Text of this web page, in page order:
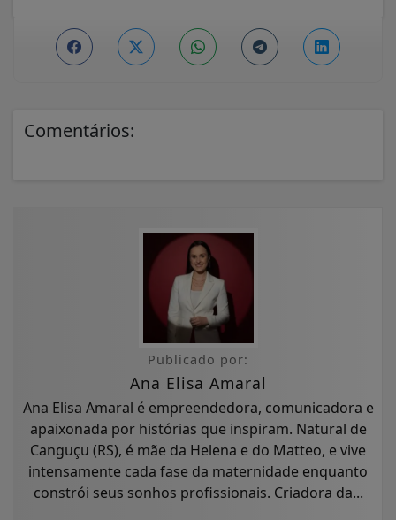
Comentários:
Publicado por:
Ana Elisa Amaral
Ana Elisa Amaral é empreendedora, comunicadora e
apaixonada por histórias que inspiram. Natural de
Canguçu (RS), é mãe da Helena e do Matteo, e vive
intensamente cada fase da maternidade enquanto
constrói seus sonhos profissionais. Criadora da...